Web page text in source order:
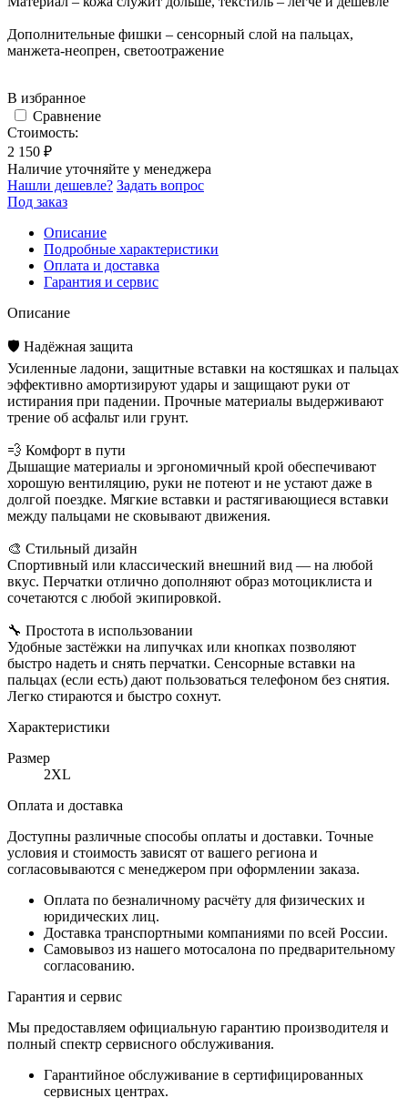
Дополнительные фишки – сенсорный слой на пальцах,
манжета-неопрен, светоотражение
В избранное
Сравнение
Стоимость:
2 150 ₽
Наличие уточняйте у менеджера
Нашли дешевле? Задать вопрос
Под заказ
Описание
Подробные характеристики
Оплата и доставка
Гарантия и сервис
Описание
🛡️ Надёжная защита
Усиленные ладони, защитные вставки на костяшках и пальцах
эффективно амортизируют удары и защищают руки от
истирания при падении. Прочные материалы выдерживают
трение об асфальт или грунт.
💨 Комфорт в пути
Дышащие материалы и эргономичный крой обеспечивают
хорошую вентиляцию, руки не потеют и не устают даже в
долгой поездке. Мягкие вставки и растягивающиеся вставки
между пальцами не сковывают движения.
🎨 Стильный дизайн
Спортивный или классический внешний вид — на любой
вкус. Перчатки отлично дополняют образ мотоциклиста и
сочетаются с любой экипировкой.
🔧 Простота в использовании
Удобные застёжки на липучках или кнопках позволяют
быстро надеть и снять перчатки. Сенсорные вставки на
пальцах (если есть) дают пользоваться телефоном без снятия.
Легко стираются и быстро сохнут.
Характеристики
Размер
2XL
Оплата и доставка
Доступны различные способы оплаты и доставки. Точные
условия и стоимость зависят от вашего региона и
согласовываются с менеджером при оформлении заказа.
Оплата по безналичному расчёту для физических и
юридических лиц.
Доставка транспортными компаниями по всей России.
Самовывоз из нашего мотосалона по предварительному
согласованию.
Гарантия и сервис
Мы предоставляем официальную гарантию производителя и
полный спектр сервисного обслуживания.
Гарантийное обслуживание в сертифицированных
сервисных центрах.